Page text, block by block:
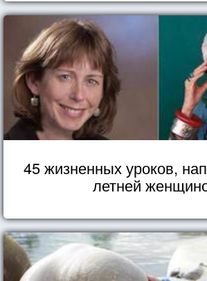
45 жизненных уроков,
летней